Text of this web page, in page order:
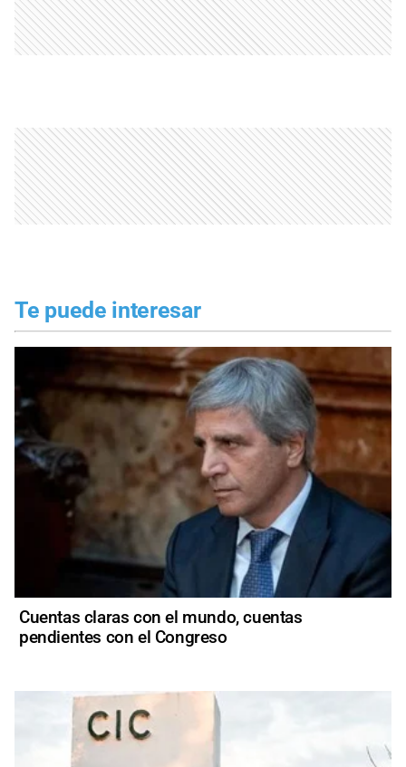
Te puede interesar
Cuentas claras con el mundo, cuentas
pendientes con el Congreso